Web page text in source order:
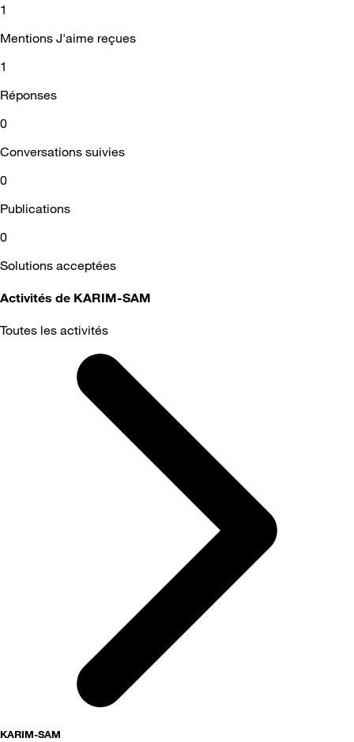
1
Mentions J'aime reçues
1
Réponses
0
Conversations suivies
0
Publications
0
Solutions acceptées
Activités de KARIM-SAM
Toutes les activités
KARIM-SAM